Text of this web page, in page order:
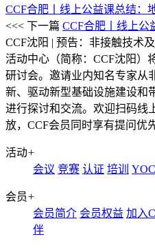
CCF合肥丨线上公益课总结：
<<< 下一篇 CCF合肥丨线上公
CCF沈阳 | 预告：非接触技术
活动中心（简称：CCF沈阳）
研讨会。邀请业内知名专家从
新、驱动新型基础设施建设和
进行探讨和交流。欢迎扫码线
放，CCF会员同时享有提问优
活动+
会议 竞赛 认证 培训
会员+
会员简介 会员权益 加入
伴